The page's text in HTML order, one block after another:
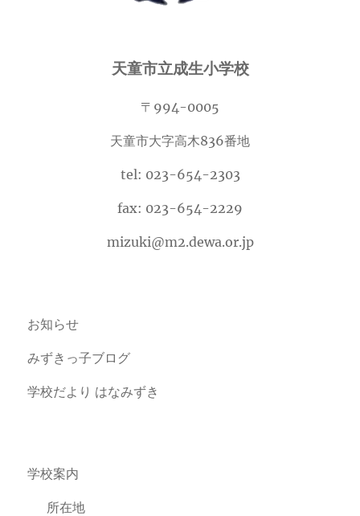
天童市立成生小学校
〒994-0005
天童市大字高木836番地
tel: 023-654-2303
fax: 023-654-2229
mizuki@m2.dewa.or.jp
お知らせ
みずきっ子ブログ
学校だより はなみずき
学校案内
所在地